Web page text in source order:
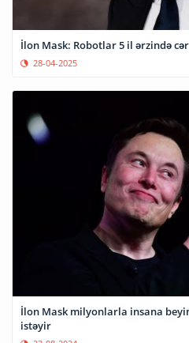
İlon Mask: Robotlar 5 il ərzində
28-04-2025
İlon Mask milyonlarla insana
istəyir